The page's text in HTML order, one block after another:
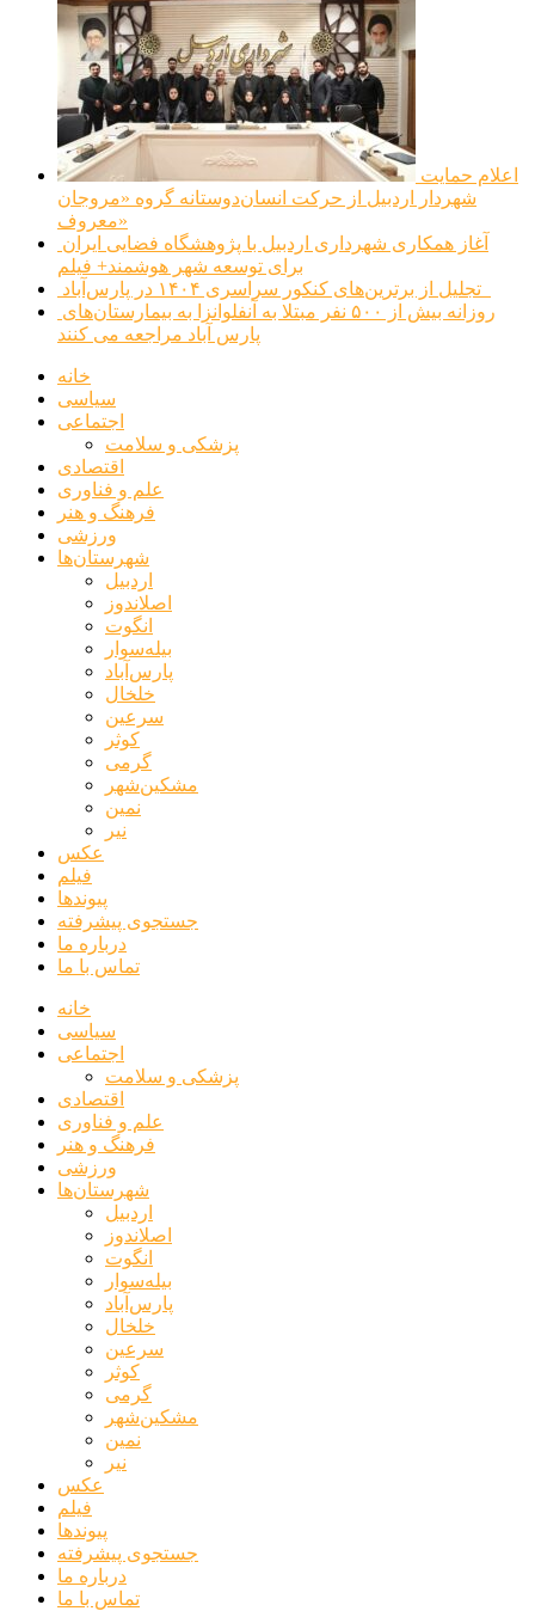
شهردار اردبیل از حرکت انسان‌دوستانه گروه «مروجان
معروف»
برای توسعه شهر هوشمند+ فیلم
پارس آباد مراجعه می کنند
خانه
سیاسی
اجتماعی
پزشکی و سلامت
اقتصادی
علم و فناوری
فرهنگ و هنر
ورزشی
شهرستان‌ها
اردبیل
اصلاندوز
انگوت
بیله‌سوار
پارس‌آباد
خلخال
سرعین
کوثر
گرمی
مشکین‌شهر
نمین
نیر
عکس
فیلم
پیوندها
جستجوی پیشرفته
درباره ما
تماس با ما
خانه
سیاسی
اجتماعی
پزشکی و سلامت
اقتصادی
علم و فناوری
فرهنگ و هنر
ورزشی
شهرستان‌ها
اردبیل
اصلاندوز
انگوت
بیله‌سوار
پارس‌آباد
خلخال
سرعین
کوثر
گرمی
مشکین‌شهر
نمین
نیر
عکس
فیلم
پیوندها
جستجوی پیشرفته
درباره ما
تماس با ما